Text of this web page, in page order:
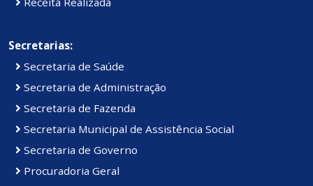
Secretarias:
Secretaria de Saúde
Secretaria de Administração
Secretaria de Fazenda
Secretaria Municipal de Assistência Social
Secretaria de Governo
Procuradoria Geral